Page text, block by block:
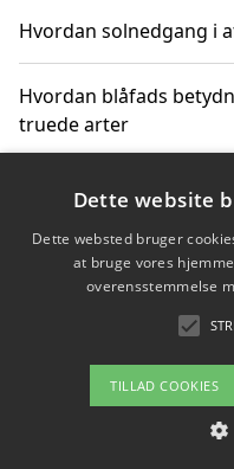
Hvordan solnedgang i
Hvordan blåfads
truede arter
Hvordan kan gaver til
Om / kontakt
Dette website
Dette websted bruger
at bruge vores
overensstemmelse
TILLAD COOKIES